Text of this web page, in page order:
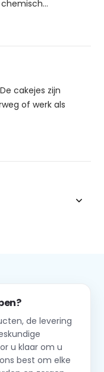
cakejes zijn
of werk als
de levering
u klaar om u
best om elke